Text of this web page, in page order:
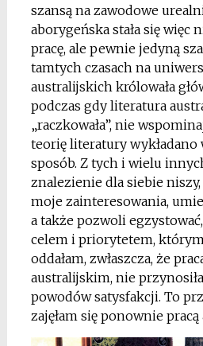
szansą na zawodowe
aborygeńska stała się więc
pracę, ale pewnie jedyną
tamtych czasach na
australijskich królowała
podczas gdy literatura
„raczkowała”, nie
teorię literatury wykładano
sposób. Z tych i wielu
znalezienie dla siebie
moje zainteresowania,
a także pozwoli
celem i priorytetem, którym
oddałam, zwłaszcza, że
australijskim, nie
powodów satysfakcji. To
zajęłam się ponownie